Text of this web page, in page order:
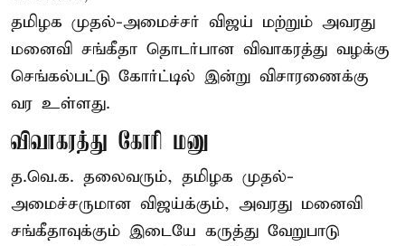
தமிழக முதல்-அமைச்சர் விஜய் மற்றும் அவரது
மனைவி சங்கீதா தொடர்பான விவாகரத்து வழக்கு
செங்கல்பட்டு கோர்ட்டில் இன்று விசாரணைக்கு
வர உள்ளது.
விவாகரத்து கோரி மனு
த.வெ.க. தலைவரும், தமிழக முதல்-
அமைச்சருமான விஜய்க்கும், அவரது மனைவி
சங்கீதாவுக்கும் இடையே கருத்து வேறுபாடு